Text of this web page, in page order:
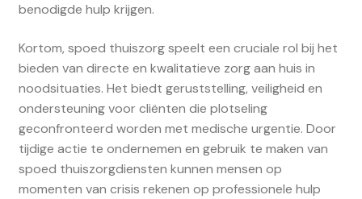
benodigde hulp krijgen.
Kortom, spoed thuiszorg speelt een cruciale rol bij het
bieden van directe en kwalitatieve zorg aan huis in
noodsituaties. Het biedt geruststelling, veiligheid en
ondersteuning voor cliënten die plotseling
geconfronteerd worden met medische urgentie. Door
tijdige actie te ondernemen en gebruik te maken van
spoed thuiszorgdiensten kunnen mensen op
momenten van crisis rekenen op professionele hulp